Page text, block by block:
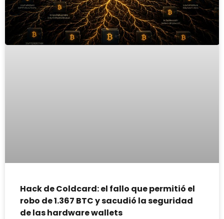
Hack de Coldcard: el fallo que permitió el
robo de 1.367 BTC y sacudió la seguridad
de las hardware wallets